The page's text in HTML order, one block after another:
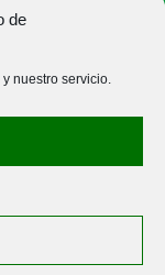
de
nuestro servicio.
·
® |